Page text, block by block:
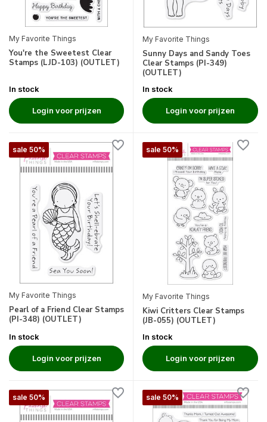
My Favorite Things
You're the Sweetest Clear
Stamps (LJD-103) (OUTLET)
In stock
Login voor prijzen
My Favorite Things
Sunny Days and Sandy Toes
Clear Stamps (PI-349)
(OUTLET)
In stock
Login voor prijzen
sale 50%
My Favorite Things
Pearl of a Friend Clear Stamps
(PI-348) (OUTLET)
In stock
Login voor prijzen
sale 50%
My Favorite Things
Kiwi Critters Clear Stamps
(JB-055) (OUTLET)
In stock
Login voor prijzen
sale 50% sale 50%